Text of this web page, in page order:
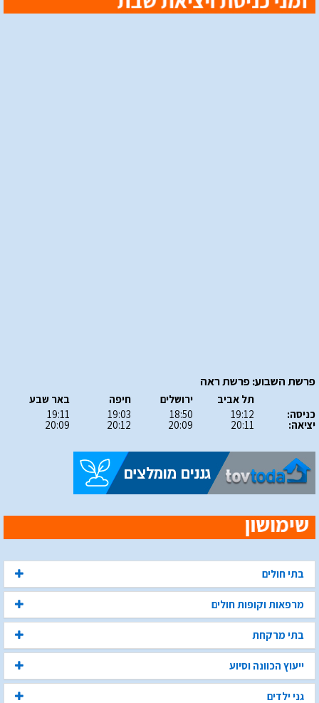
פרשת השבוע: פרשת ראה
כניסה:
יציאה:
תל אביב
19:12
20:11
ירושלים
18:50
20:09
חיפה
19:03
20:12
באר שבע
19:11
20:09
בתי חולים
מרפאות וקופות חולים
בתי מרקחת
ייעוץ הכוונה וסיוע
גני ילדים